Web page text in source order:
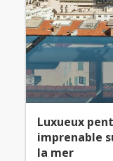
Luxueux
imprenable
la mer